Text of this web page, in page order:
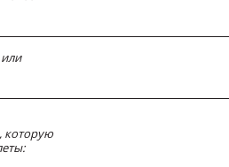
которую